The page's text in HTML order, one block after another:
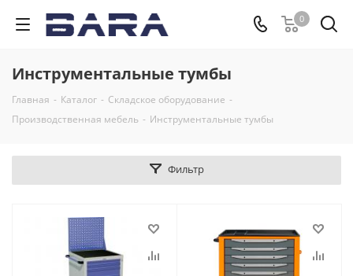
0
Инструментальные тумбы
Главная - Каталог - Складское оборудование -
Производственная мебель - Инструментальные тумбы
Фильтр